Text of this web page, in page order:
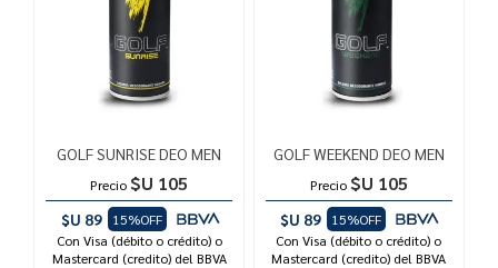
GOLF SUNRISE DEO MEN
Precio $U 105
$U 89
15%OFF
Con Visa (débito o crédito) o
Mastercard (credito) del BBVA
GOLF WEEKEND DEO MEN
Precio $U 105
$U 89
15%OFF
Con Visa (débito o crédito) o
Mastercard (credito) del BBVA